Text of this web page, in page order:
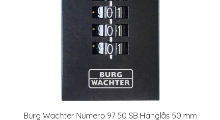
Burg Wächter Numero 97 50 SB Hänglås 50 mm